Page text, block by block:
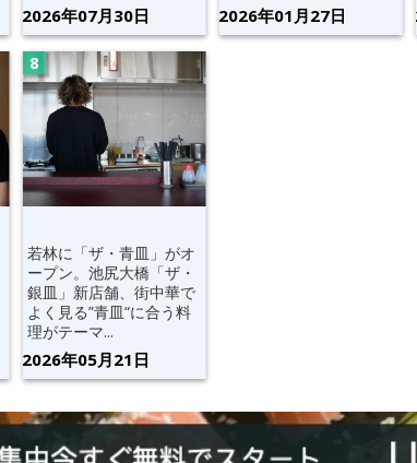
2026年07月30日 2026年01月27日
若林に「ザ・青皿」がオ
ープン。池尻大橋「ザ・
銀皿」新店舗、街中華で
よく見る”青皿“に合う料
理がテーマ...
2026年05月21日